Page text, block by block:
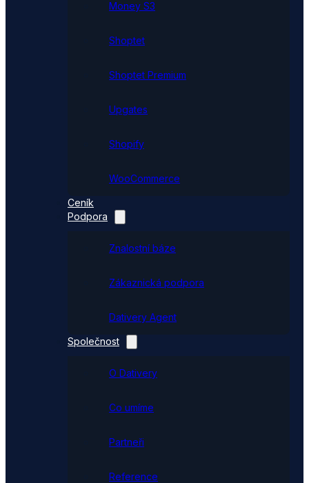
Money S3
Shoptet
Shoptet Premium
Upgates
Shopify
WooCommerce
Ceník
Podpora
Znalostní báze
Zákaznická podpora
Dativery Agent
Společnost
O Dativery
Co umíme
Partneři
Reference